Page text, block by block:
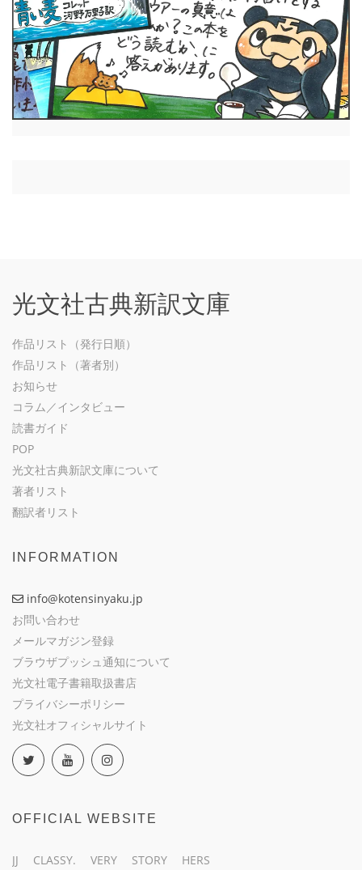
光文社古典新訳文庫
作品リスト（発行日順）
作品リスト（著者別）
お知らせ
コラム／インタビュー
読書ガイド
POP
光文社古典新訳文庫について
著者リスト
翻訳者リスト
INFORMATION
info@kotensinyaku.jp
お問い合わせ
メールマガジン登録
ブラウザプッシュ通知について
光文社電子書籍取扱書店
プライバシーポリシー
光文社オフィシャルサイト
OFFICIAL WEBSITE
JJ CLASSY. VERY STORY HERS